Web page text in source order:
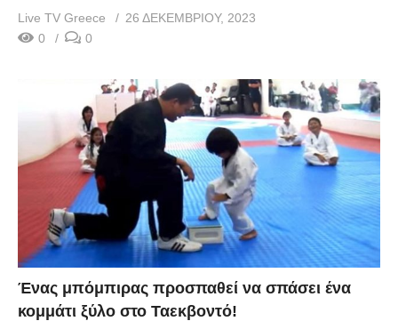
Live TV Greece
26 ΔΕΚΕΜΒΡΊΟΥ, 2023
0
0
Ένας μπόμπιρας προσπαθεί να σπάσει ένα
κομμάτι ξύλο στο Ταεκβοντό!